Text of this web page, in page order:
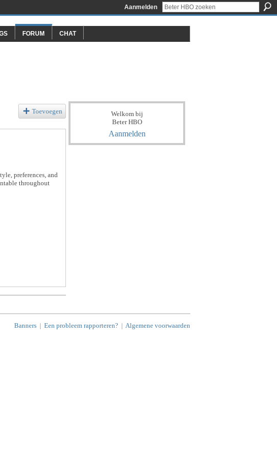
Aanmelden
FORUM CHAT
Toevoegen
preferences, and
throughout
Welkom bij
Beter HBO
Aanmelden
Banners | Een probleem rapporteren? | Algemene voorwaarden